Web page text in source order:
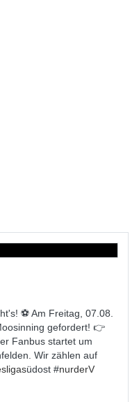
⚽ Am Freitag, 07.08.
gefordert! 👉
Fanbus startet um
Wir zählen auf
üdost #nurderV